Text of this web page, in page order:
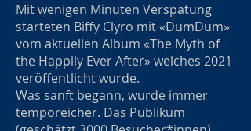
Mit wenigen Minuten Verspätung
starteten Biffy Clyro mit «DumDum»
vom aktuellen Album «The Myth of
the Happily Ever After» welches 2021
veröffentlicht wurde.
Was sanft begann, wurde immer
temporeicher. Das Publikum